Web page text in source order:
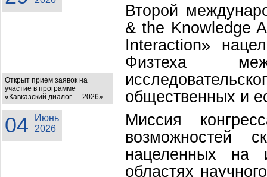
Открыт прием заявок на
участие в программе
«Кавказский диалог — 2026»
04
Июнь
2026
Второй
& the Knowledge
Interaction»
Физтеха
общественных и
Миссия
возможностей
нацеленных на
областях